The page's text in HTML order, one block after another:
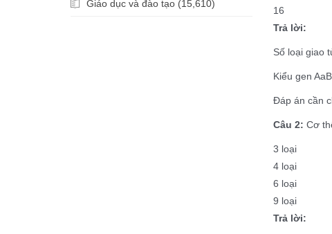
Giáo dục và đào tạo (15,610)
16
Trả lời:
Số loại giao
Kiểu gen
Đáp án cần
Câu 2: Cơ
3 loại
4 loại
6 loại
9 loại
Trả lời: